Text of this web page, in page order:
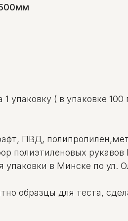
упаковку ( в упаковке
ПВД,
полиэтиленовых
упаковки в Минске по ул.
образцы для теста,